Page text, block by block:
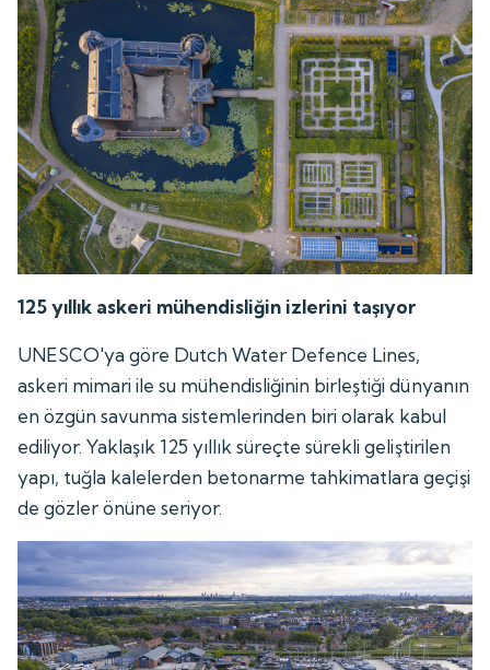
125 yıllık askeri mühendisliğin izlerini taşıyor
UNESCO'ya göre Dutch Water Defence Lines,
askeri mimari ile su mühendisliğinin birleştiği dünyanın
en özgün savunma sistemlerinden biri olarak kabul
ediliyor. Yaklaşık 125 yıllık süreçte sürekli geliştirilen
yapı, tuğla kalelerden betonarme tahkimatlara geçişi
de gözler önüne seriyor.